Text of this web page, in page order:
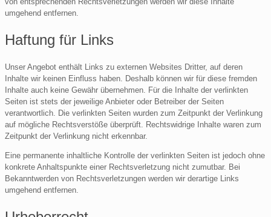
umgehend entfernen.
Haftung für Links
Unser Angebot enthält Links zu externen Websites Dritter, auf deren
Inhalte wir keinen Einfluss haben. Deshalb können wir für diese fremden
Inhalte auch keine Gewähr übernehmen. Für die Inhalte der verlinkten
Seiten ist stets der jeweilige Anbieter oder Betreiber der Seiten
verantwortlich. Die verlinkten Seiten wurden zum Zeitpunkt der Verlinkung
auf mögliche Rechtsverstöße überprüft. Rechtswidrige Inhalte waren zum
Zeitpunkt der Verlinkung nicht erkennbar.
Eine permanente inhaltliche Kontrolle der verlinkten Seiten ist jedoch ohne
konkrete Anhaltspunkte einer Rechtsverletzung nicht zumutbar. Bei
Bekanntwerden von Rechtsverletzungen werden wir derartige Links
umgehend entfernen.